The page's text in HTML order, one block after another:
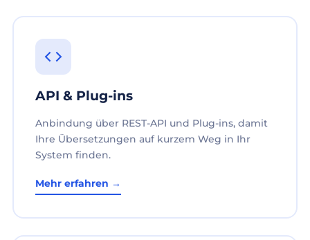
API & Plug-ins
Anbindung über REST-API und Plug-ins, damit
Ihre Übersetzungen auf kurzem Weg in Ihr
System finden.
Mehr erfahren →